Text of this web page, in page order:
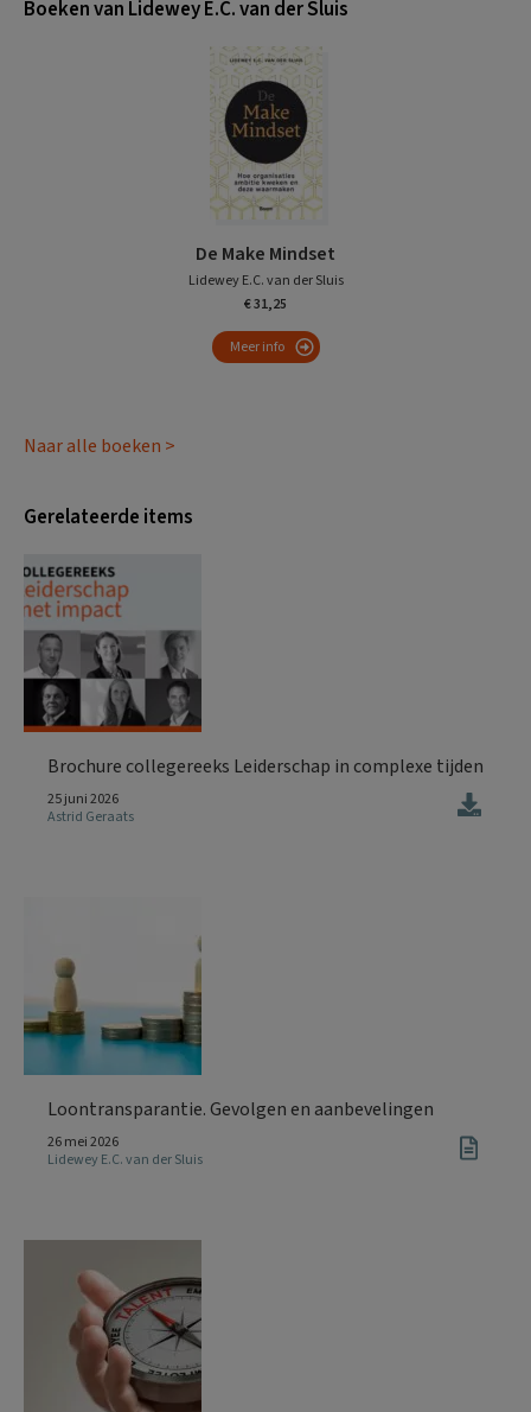
Boeken van Lidewey E.C. van der Sluis
De Make Mindset
Lidewey E.C. van der Sluis
€ 31,25
Meer info
Naar alle boeken >
Gerelateerde items
Brochure collegereeks Leiderschap in complexe tijden
25 juni 2026
Astrid Geraats
Loontransparantie. Gevolgen en aanbevelingen
26 mei 2026
Lidewey E.C. van der Sluis